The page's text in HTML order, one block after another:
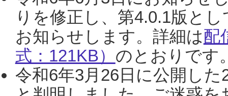
りを修正し、第4.0.1版と
お知らせします。詳細は配
式：121KB） のとおりです
令和6年3月26日に公開し